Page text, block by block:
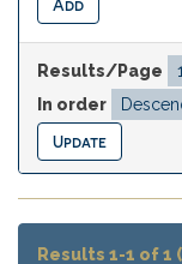
Results/Page
In order
Results 1-1 of 1